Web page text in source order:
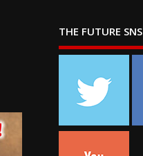
THE FUTURE SNS